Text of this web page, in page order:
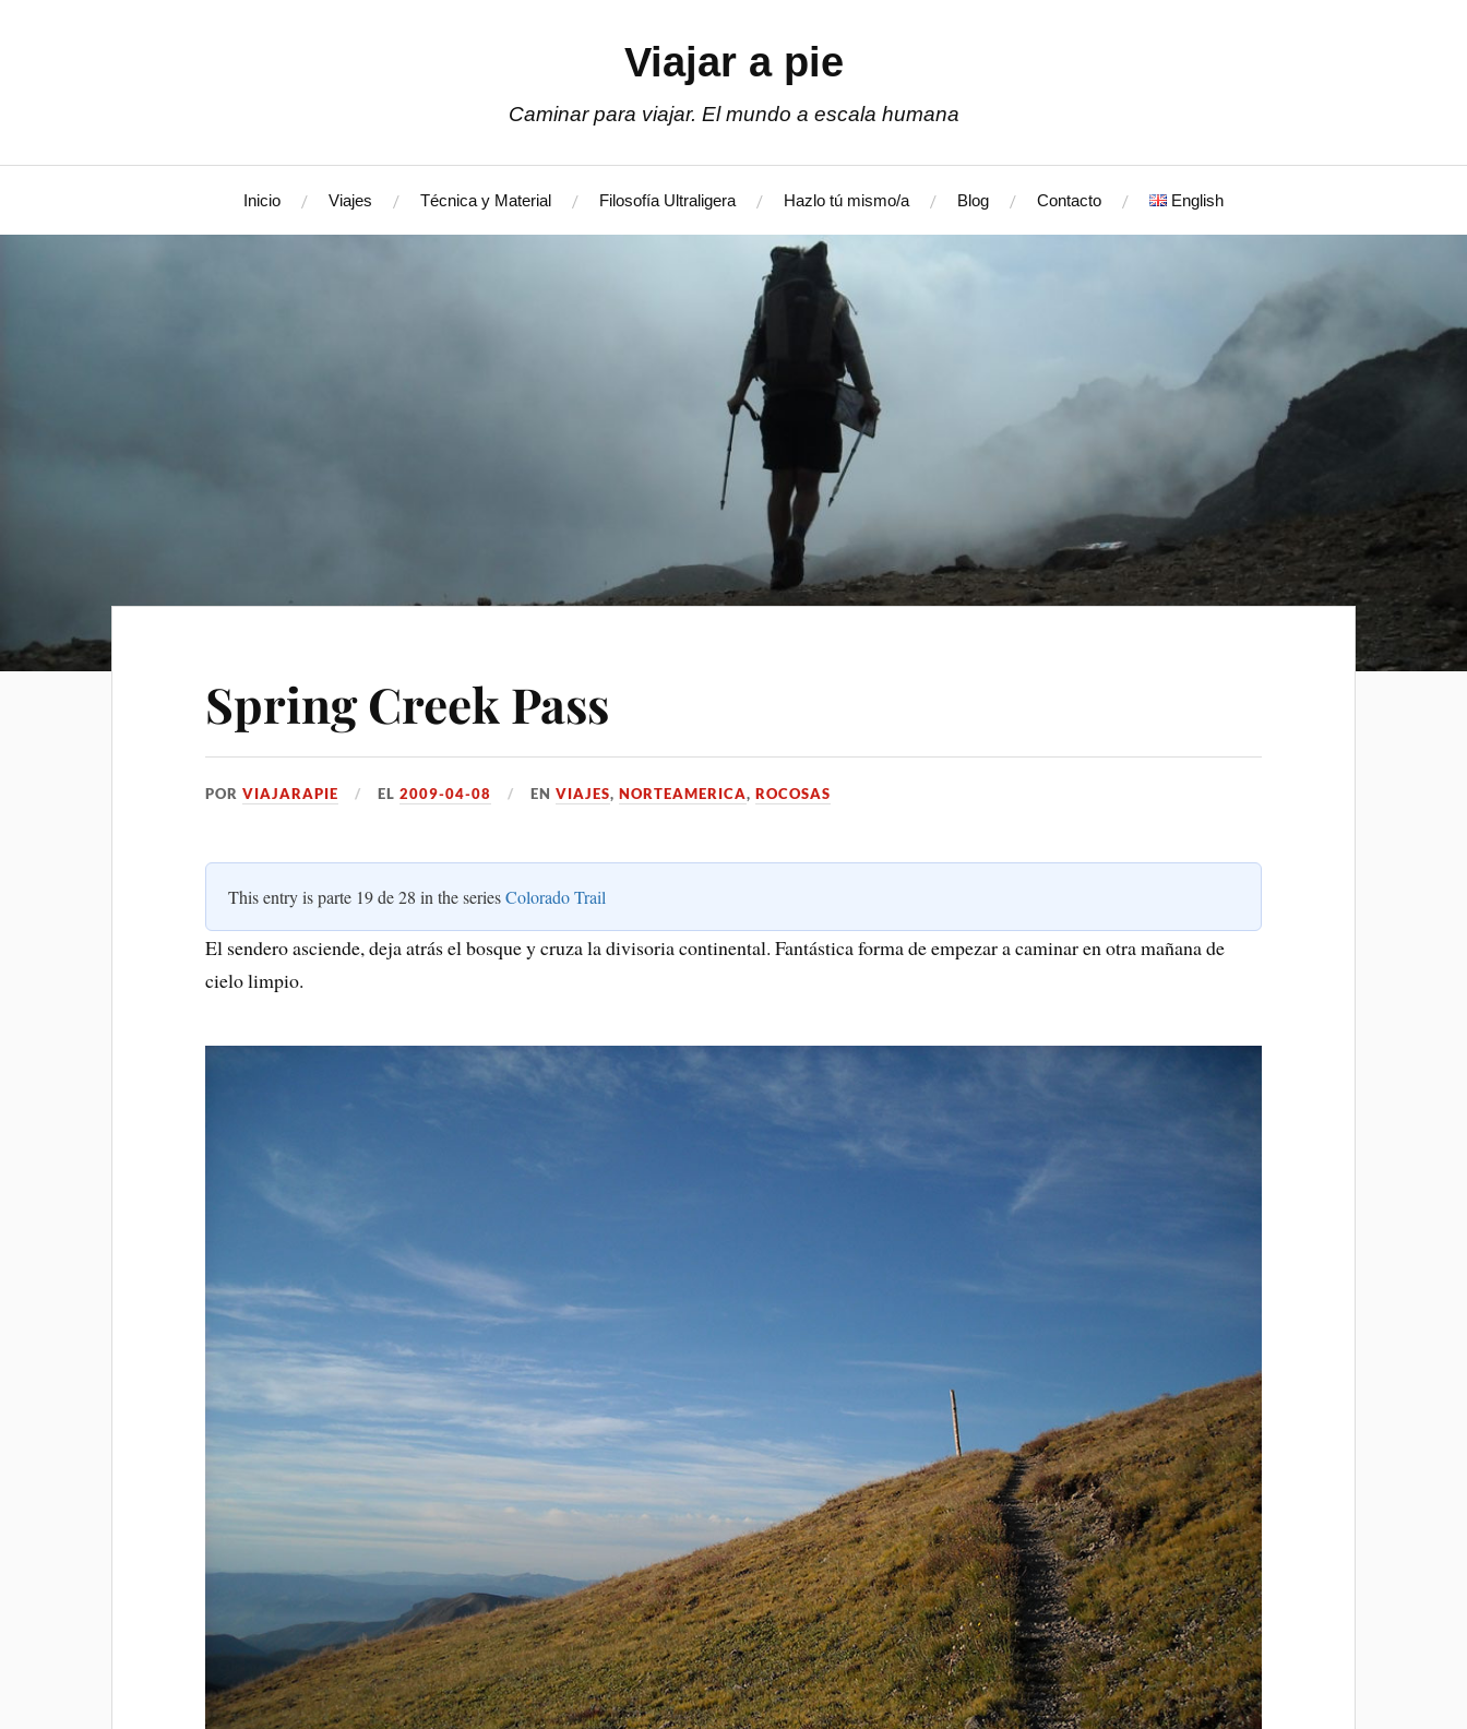
Viajar a pie
Caminar para viajar. El mundo a escala humana
Inicio Viajes Técnica y Material Filosofía Ultraligera Hazlo tú mismo/a Blog Contacto English
Spring Creek Pass
PORVIAJARAPIE EL2009-04-08 ENVIAJES,NORTEAMERICA,ROCOSAS
This entry is parte 19 de 28 in the seriesColorado Trail
El sendero asciende, deja atrás el bosque y cruza la divisoria continental. Fantástica forma de empezar a caminar en otra mañana de
cielo limpio.